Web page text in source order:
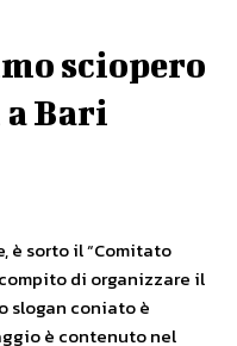
sciopero
Bari
è sorto il “Comitato
di organizzare il
slogan coniato è
è contenuto nel